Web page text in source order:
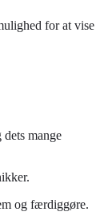
for at vise
mange
og færdiggøre.